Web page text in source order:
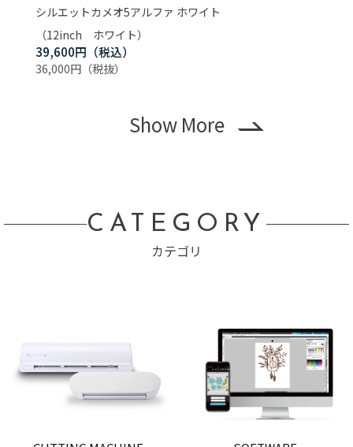
シルエットカメオ5アルファ ホワイト
（12inch ホワイト）
39,600円
36,000円
Show More
CATEGORY
カテゴリ